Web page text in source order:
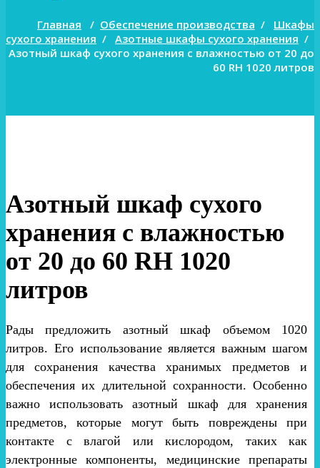
Главная / Обеспечение производства / Шкафы
сухого хранения / Азотные шкафы сухого хранения /
Азотный шкаф сухого хранения с влажностью от 20 до
60 RH 1020 литров
Азотный шкаф сухого
хранения с влажностью
от 20 до 60 RH 1020
литров
Рады предложить азотный шкаф объемом 1020
литров. Его использование является важным шагом
для сохранения качества хранимых предметов и
обеспечения их длительной сохранности. Особенно
важно использовать азотный шкаф для хранения
предметов, которые могут быть повреждены при
контакте с влагой или кислородом, таких как
электронные компоненты, медицинские препараты